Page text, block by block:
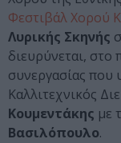
Φεστιβάλ Χορού
Λυρικής Σκηνής
διευρύνεται, στο
συνεργασίας που
Καλλιτεχνικός
Κουμεντάκης με
Βασιλόπουλο.